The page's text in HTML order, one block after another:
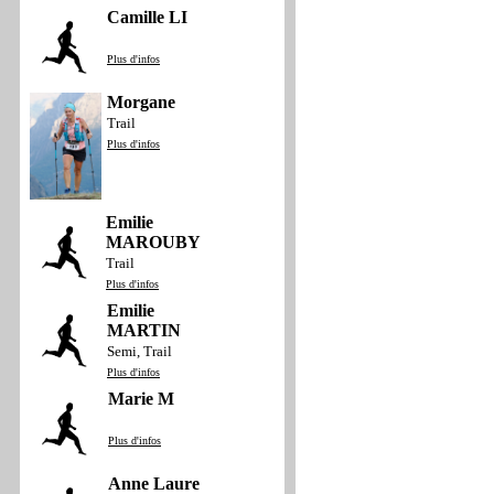
Camille LI
Plus d'infos
Morgane
Trail
Plus d'infos
Emilie
MAROUBY
Trail
Plus d'infos
Emilie
MARTIN
Semi, Trail
Plus d'infos
Marie M
Plus d'infos
Anne Laure